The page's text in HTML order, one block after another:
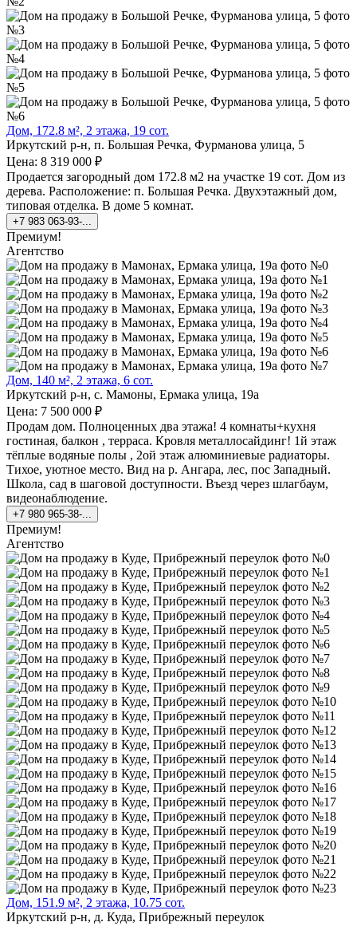
Дом, 172.8 м², 2 этажа, 19 сот.
Иркутский р-н, п. Большая Речка, Фурманова улица, 5
Цена: 8 319 000 ₽
Продается загородный дом 172.8 м2 на участке 19 сот. Дом из
дерева. Расположение: п. Большая Речка. Двухэтажный дом,
типовая отделка. В доме 5 комнат.
+7 983 063-93-...
Премиум!
Агентство
Дом, 140 м², 2 этажа, 6 сот.
Иркутский р-н, с. Мамоны, Ермака улица, 19а
Цена: 7 500 000 ₽
Продам дом. Полноценных два этажа! 4 комнаты+кухня
гостиная, балкон , терраса. Кровля металлосайдинг! 1й этаж
тёплые водяные полы , 2ой этаж алюминиевые радиаторы.
Тихое, уютное место. Вид на р. Ангара, лес, пос Западный.
Школа, сад в шаговой доступности. Въезд через шлагбаум,
видеонаблюдение.
+7 980 965-38-...
Премиум!
Агентство
Дом, 151.9 м², 2 этажа, 10.75 сот.
Иркутский р-н, д. Куда, Прибрежный переулок